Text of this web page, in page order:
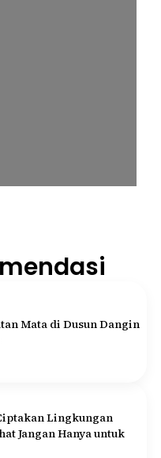
Mata di Dusun Dangin
Lingkungan
Jangan Hanya untuk